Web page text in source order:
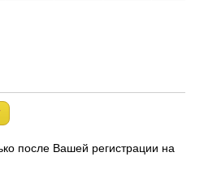
после Вашей регистрации на